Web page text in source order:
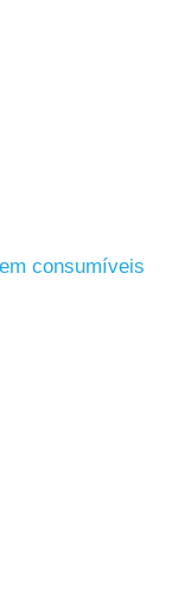
consumíveis